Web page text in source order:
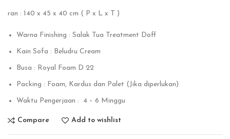
ran : 140 x 45 x 40 cm ( P x L x T )
Warna Finishing : Salak Tua Treatment Doff
Kain Sofa : Beludru Cream
Busa : Royal Foam D 22
Packing : Foam, Kardus dan Palet (Jika diperlukan)
Waktu Pengerjaan : 4 – 6 Minggu
Compare Add to wishlist